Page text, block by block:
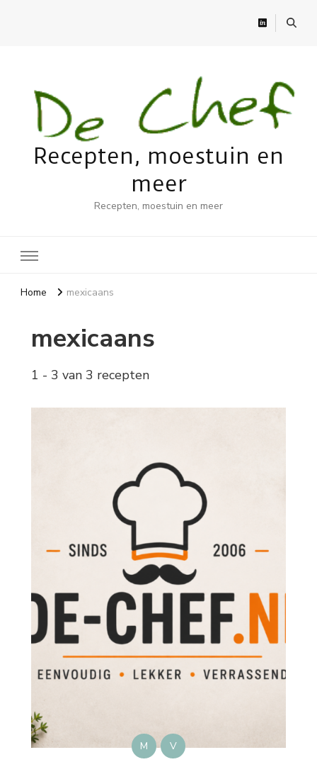
Recepten, moestuin en
meer
Recepten, moestuin en meer
Home mexicaans
mexicaans
1 - 3 van 3 recepten
M V